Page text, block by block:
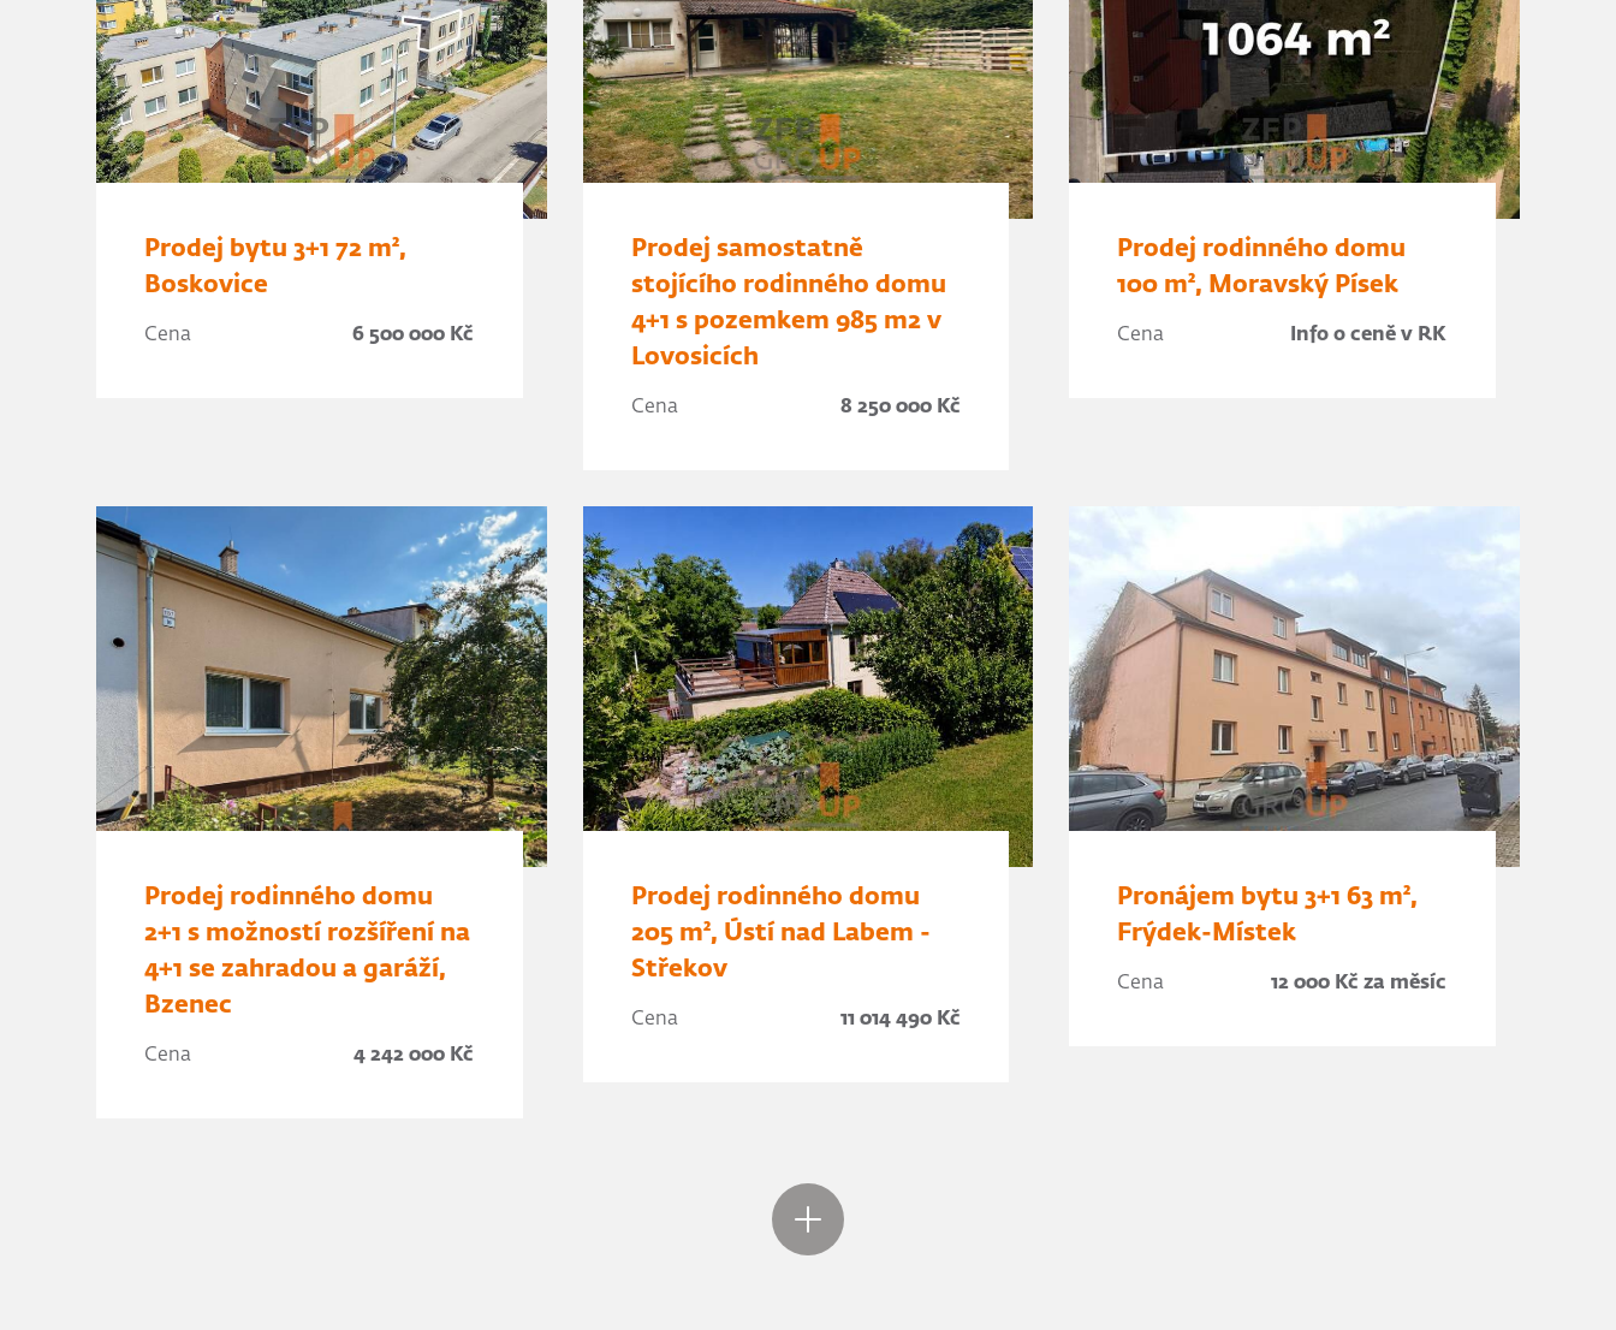
Prodej bytu 3+1 72 m²,
Boskovice
Cena 6 500 000 Kč
Prodej samostatně
stojícího rodinného domu
4+1 s pozemkem 985 m2 v
Lovosicích
Cena 8 250 000 Kč
Prodej rodinného domu
100 m², Moravský Písek
Cena Info o ceně v RK
Prodej rodinného domu
2+1 s možností rozšíření na
4+1 se zahradou a garáží,
Bzenec
Cena 4 242 000 Kč
Prodej rodinného domu
205 m², Ústí nad Labem -
Střekov
Cena 11 014 490 Kč
Pronájem bytu 3+1 63 m²,
Frýdek-Místek
Cena 12 000 Kč za měsíc